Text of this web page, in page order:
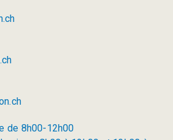
de 8h00-12h00